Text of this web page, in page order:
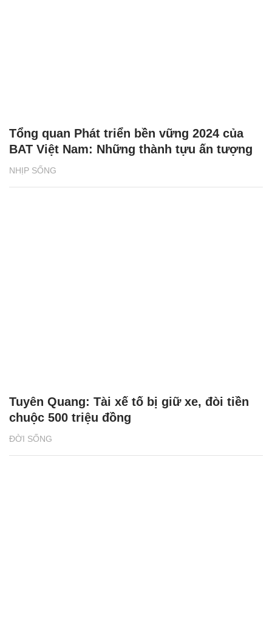
NHỊP SỐNG
Tổng quan Phát triển bền vững 2024 của
BAT Việt Nam: Những thành tựu ấn tượng
ĐỜI SỐNG
Tuyên Quang: Tài xế tố bị giữ xe, đòi tiền
chuộc 500 triệu đồng